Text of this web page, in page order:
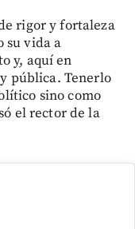
rigor y fortaleza
su vida a
y, aquí en
pública. Tenerlo
sino como
el rector de la